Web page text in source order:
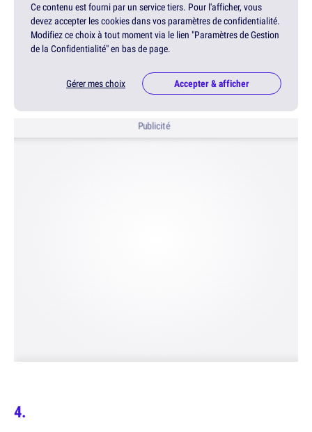
Ce contenu est fourni par un service tiers. Pour l'afficher, vous
devez accepter les cookies dans vos paramètres de confidentialité.
Modifiez ce choix à tout moment via le lien "Paramètres de Gestion
de la Confidentialité" en bas de page.
Gérer mes choix Accepter & afficher
Publicité